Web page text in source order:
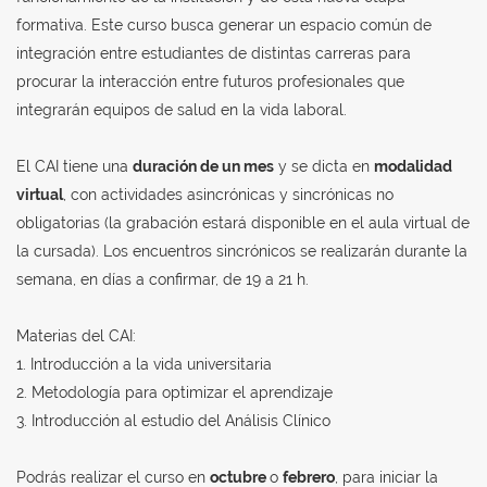
formativa. Este curso busca generar un espacio común de
integración entre estudiantes de distintas carreras para
procurar la interacción entre futuros profesionales que
integrarán equipos de salud en la vida laboral.
El CAI tiene una duración de un mes y se dicta en modalidad
virtual, con actividades asincrónicas y sincrónicas no
obligatorias (la grabación estará disponible en el aula virtual de
la cursada). Los encuentros sincrónicos se realizarán durante la
semana, en días a confirmar, de 19 a 21 h.
Materias del CAI:
1. Introducción a la vida universitaria
2. Metodología para optimizar el aprendizaje
3. Introducción al estudio del Análisis Clínico
Podrás realizar el curso en octubreo febrero , para iniciar la